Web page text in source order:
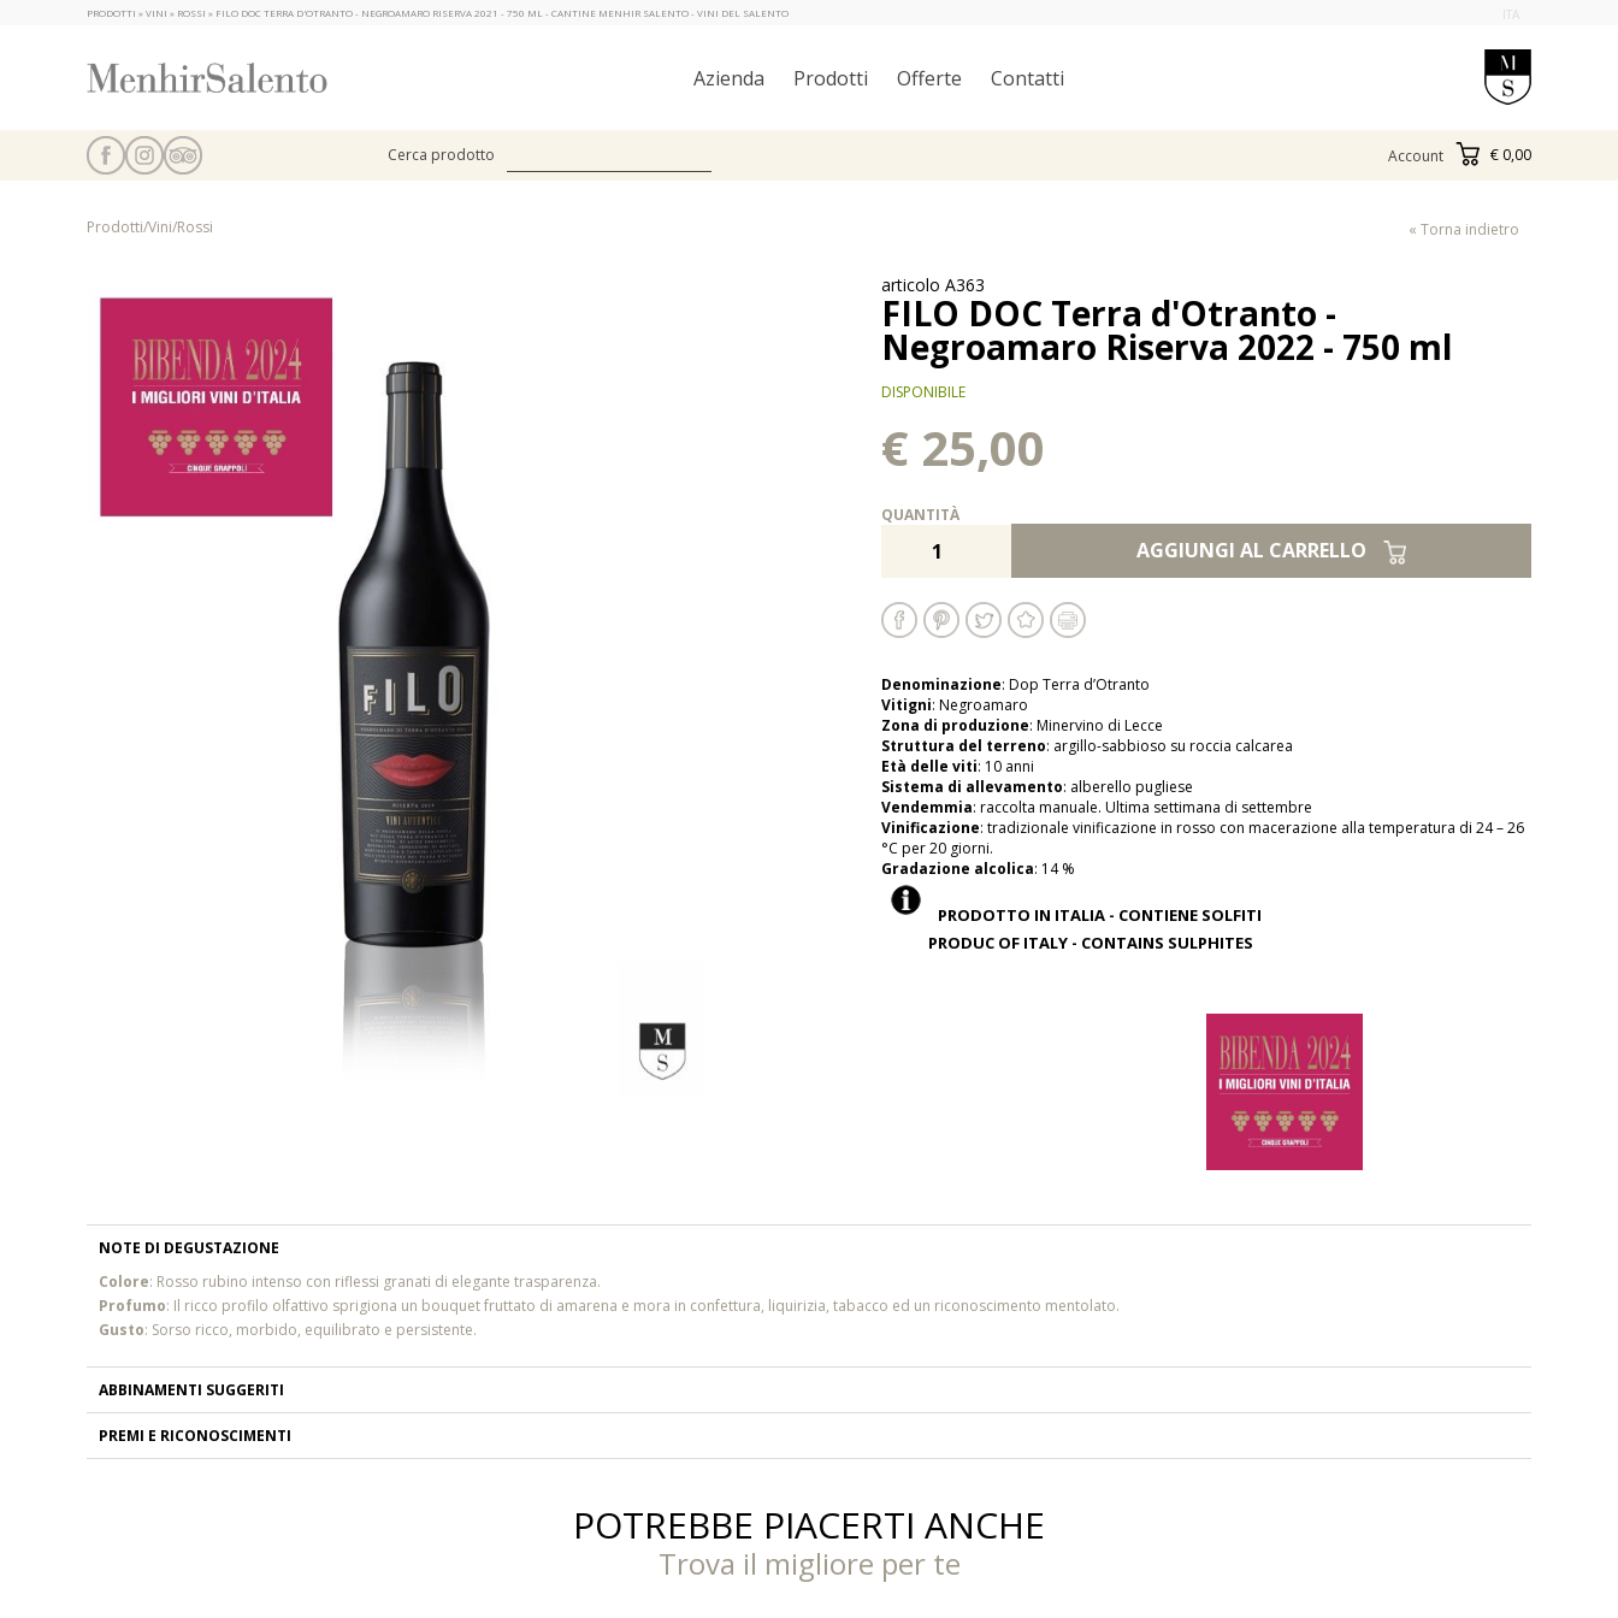
PRODOTTI » VINI » ROSSI » FILO DOC TERRA D'OTRANTO - NEGROAMARO RISERVA 2021 - 750 ML - CANTINE MENHIR SALENTO - VINI DEL SALENTO ITA
Azienda Prodotti Offerte Contatti
Cerca prodotto Account € 0,00
Prodotti/Vini/Rossi « Torna indietro
articolo A363
FILO DOC Terra d'Otranto -
Negroamaro Riserva 2022 - 750 ml
DISPONIBILE
€ 25,00
QUANTITÀ
AGGIUNGI AL CARRELLO
Denominazione: Dop Terra d’Otranto
Vitigni: Negroamaro
Zona di produzione: Minervino di Lecce
Struttura del terreno: argillo-sabbioso su roccia calcarea
Età delle viti: 10 anni
Sistema di allevamento: alberello pugliese
Vendemmia: raccolta manuale. Ultima settimana di settembre
Vinificazione: tradizionale vinificazione in rosso con macerazione alla temperatura di 24 – 26
°C per 20 giorni.
Gradazione alcolica: 14 %
PRODOTTO IN ITALIA - CONTIENE SOLFITI
PRODUC OF ITALY - CONTAINS SULPHITES
NOTE DI DEGUSTAZIONE
Colore: Rosso rubino intenso con riflessi granati di elegante trasparenza.
Profumo: Il ricco profilo olfattivo sprigiona un bouquet fruttato di amarena e mora in confettura, liquirizia, tabacco ed un riconoscimento mentolato.
Gusto: Sorso ricco, morbido, equilibrato e persistente.
ABBINAMENTI SUGGERITI
PREMI E RICONOSCIMENTI
POTREBBE PIACERTI ANCHE
Trova il migliore per te